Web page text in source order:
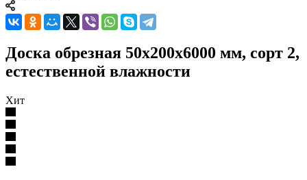
Доска обрезная 50x200x6000 мм, сорт 2,
естественной влажности
Хит